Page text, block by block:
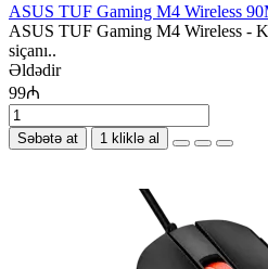
ASUS TUF Gaming M4 Wireless
ASUS TUF Gaming M4 Wireless -
siçanı..
Əldədir
99₼
Səbətə at 1 kliklə al